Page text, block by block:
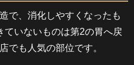
で、消化しやすくなったも
ていないものは第2の胃へ戻
でも人気の部位です。